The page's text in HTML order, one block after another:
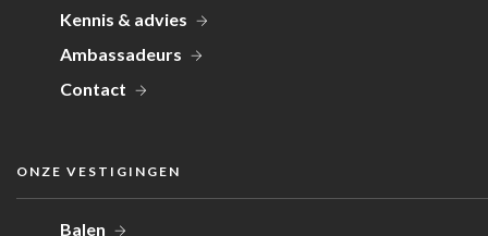
Kennis & advies
Ambassadeurs
Contact
ONZE VESTIGINGEN
Balen